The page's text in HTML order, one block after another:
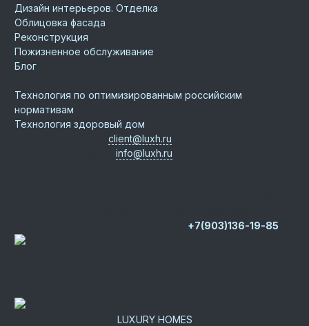
Дизайн интерьеров. Отделка
Облицовка фасада
Реконструкция
Пожизненное обслуживание
Блог
Технология по оптимизированным российским
нормативам
Технология здоровый дом
client@luxh.ru
info@luxh.ru
+7(903)136-19-85
LUXURY HOMES